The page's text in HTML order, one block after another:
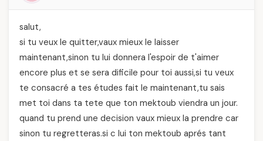
salut,
si tu veux le quitter,vaux mieux le laisser
maintenant,sinon tu lui donnera l'espoir de t'aimer
encore plus et se sera dificile pour toi aussi,si tu veux
te consacré a tes études fait le maintenant,tu sais
met toi dans ta tete que ton mektoub viendra un jour.
quand tu prend une decision vaux mieux la prendre car
sinon tu regretteras.si c lui ton mektoub aprés tant